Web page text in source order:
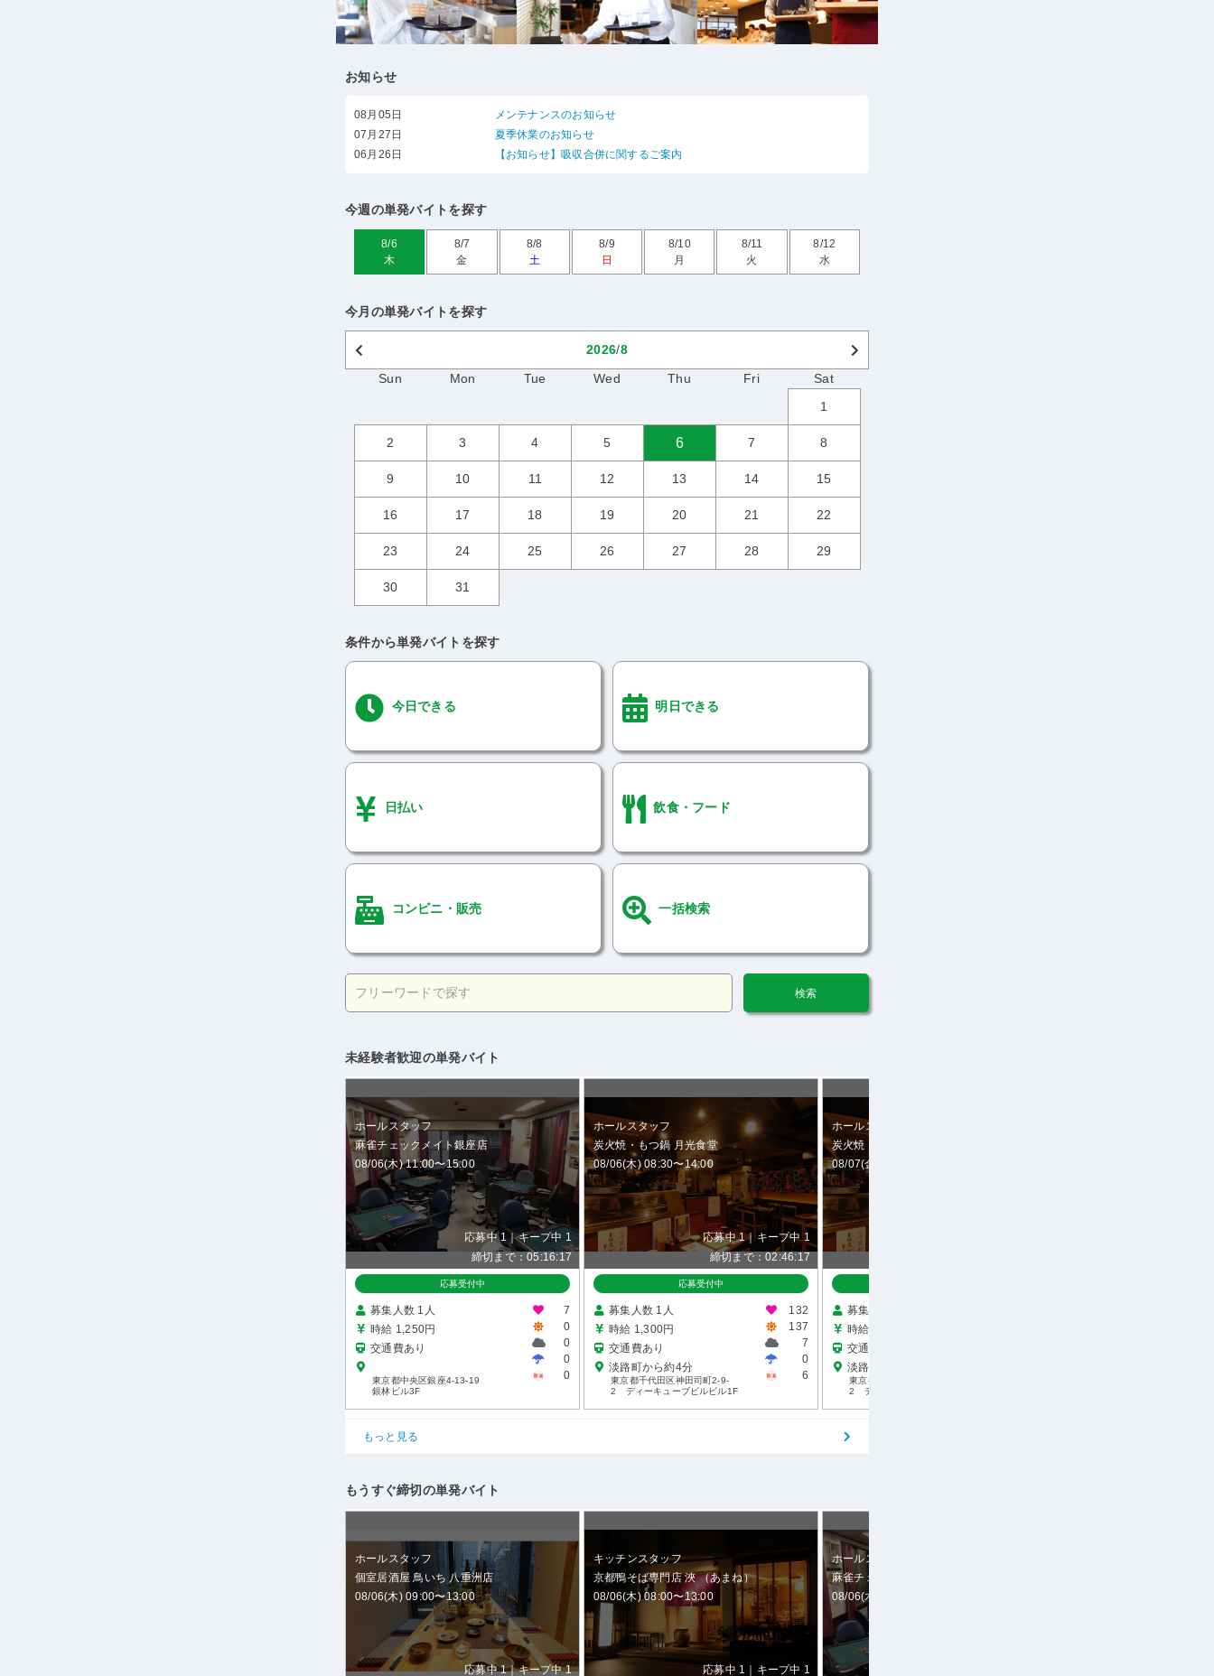
お知らせ
08月05日
メンテナンスのお知らせ
07月27日
夏季休業のお知らせ
06月26日
【お知らせ】吸収合併に関するご案内
今週の単発バイトを探す
8/6
木
8/7
金
8/8
土
8/9
日
8/10
月
8/11
火
8/12
水
今月の単発バイトを探す
2026/8
Sun
Mon Tue Wed Thu Fri
Sat
1
2 3 4 5 6 7 8
9 10 11 12 13 14 15
16 17 18 19 20 21 22
23 24 25 26 27 28 29
30 31
条件から単発バイトを探す
今日できる 明日できる
日払い 飲食・フード
コンビニ・販売 一括検索
未経験者歓迎の単発バイト
ホールスタッフ
麻雀チェックメイト銀座店
08/06(木) 11:00〜15:00
応募中 1｜キープ中 1
締切まで：05:16:16
応募受付中
募集人数 1人
時給 1,250円
交通費あり
東京都中央区銀座4-13-19
銀林ビル3F
7
0
0
0
0
ホールスタッフ
炭火焼・もつ鍋 月光食堂
08/06(木) 08:30〜14:00
応募中 1｜キープ中 1
締切まで：02:46:16
応募受付中
募集人数 1人
時給 1,300円
交通費あり
淡路町から約4分
東京都千代田区神田司町2-9-
2 ディーキューブビルビル1F
132
137
7
0
6
ホールスタッフ
炭火焼・もつ鍋 月光食堂
08/07(金) 08:30〜14:00
募集人数 1人
時給 1,300円
交通費あり
淡路町から約4分
東京都千代田区神田司町2-9-
2 ディーキューブビルビル1F
もっと見る
もうすぐ締切の単発バイト
ホールスタッフ
個室居酒屋 鳥いち 八重洲店
08/06(木) 09:00〜13:00
応募中 1｜キープ中 1
キッチンスタッフ
京都鴨そば専門店 浹 （あまね）
08/06(木) 08:00〜13:00
応募中 1｜キープ中 1
ホールスタッフ
麻雀チェックメイト銀座店
08/06(木) 11:00〜15:00